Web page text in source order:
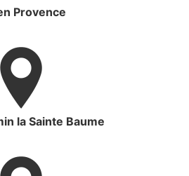
Provence
la Sainte Baume